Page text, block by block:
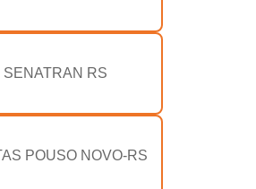
SENATRAN RS
POUSO NOVO-RS